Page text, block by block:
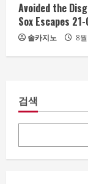
Avoided the
Sox Escapes
솔카지노 8
검색